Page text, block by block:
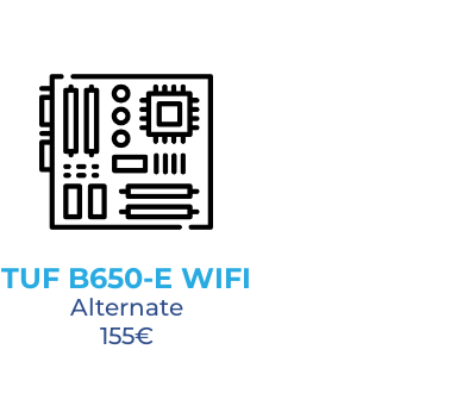
TUF B650-E WIFI
Alternate
155€